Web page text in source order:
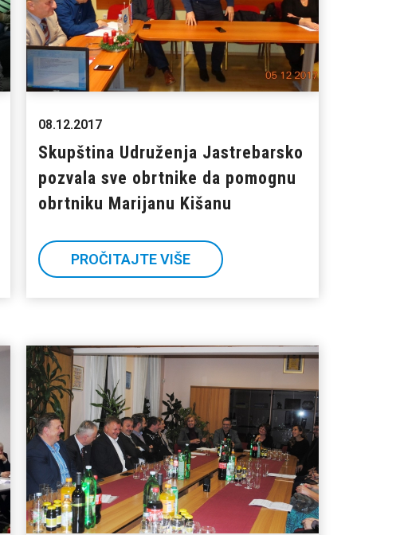
08.12.2017
Skupština Udruženja Jastrebarsko
pozvala sve obrtnike da pomognu
obrtniku Marijanu Kišanu
PROČITAJTE VIŠE